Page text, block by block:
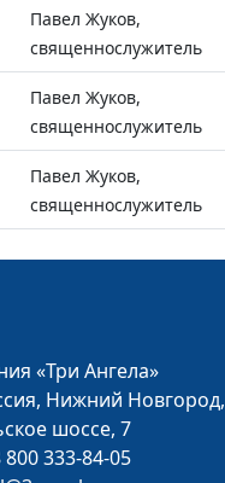
Павел Жуков,
священнослужитель
Павел Жуков,
священнослужитель
Павел Жуков,
священнослужитель
Павел Жуков,
священнослужитель
Павел Жуков,
священнослужитель
«Три Ангела»
Нижний Новгород,
шоссе, 7
800 333-84-05